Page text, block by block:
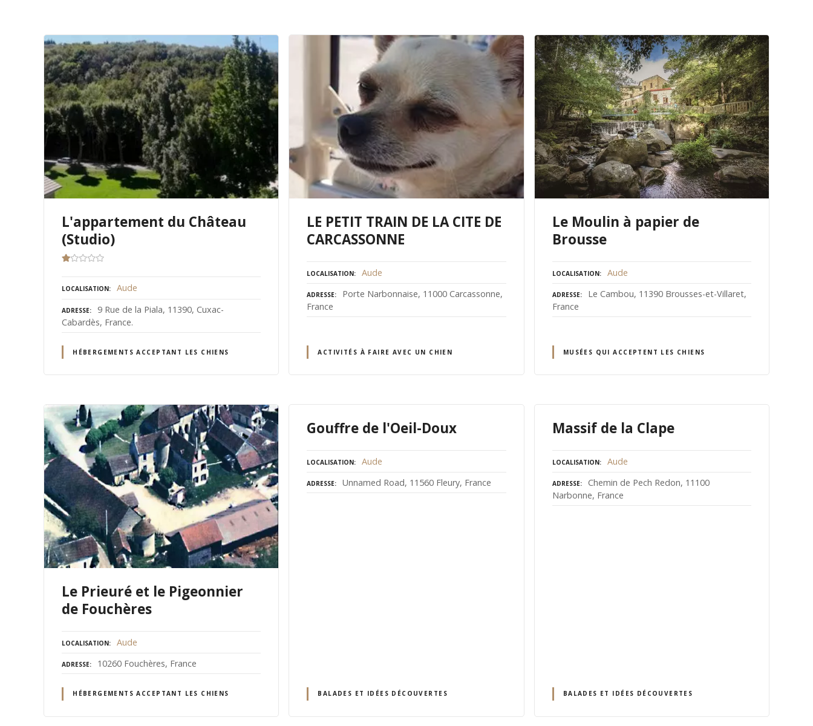
L'appartement du Château
(Studio)
LOCALISATION Aude
ADRESSE
9 Rue de la Piala, 11390, Cuxac-
Cabardès, France.
HÉBERGEMENTS ACCEPTANT LES CHIENS
LE PETIT TRAIN DE LA CITE DE
CARCASSONNE
LOCALISATION Aude
ADRESSE
Porte Narbonnaise, 11000 Carcassonne,
France
ACTIVITÉS À FAIRE AVEC UN CHIEN
Le Moulin à papier de
Brousse
LOCALISATION Aude
ADRESSE
Le Cambou, 11390 Brousses-et-Villaret,
France
MUSÉES QUI ACCEPTENT LES CHIENS
Le Prieuré et le Pigeonnier
de Fouchères
LOCALISATION Aude
ADRESSE 10260 Fouchères, France
HÉBERGEMENTS ACCEPTANT LES CHIENS
Gouffre de l'Oeil-Doux
LOCALISATION Aude
ADRESSE Unnamed Road, 11560 Fleury, France
BALADES ET IDÉES DÉCOUVERTES
Massif de la Clape
LOCALISATION Aude
ADRESSE
Chemin de Pech Redon, 11100
Narbonne, France
BALADES ET IDÉES DÉCOUVERTES